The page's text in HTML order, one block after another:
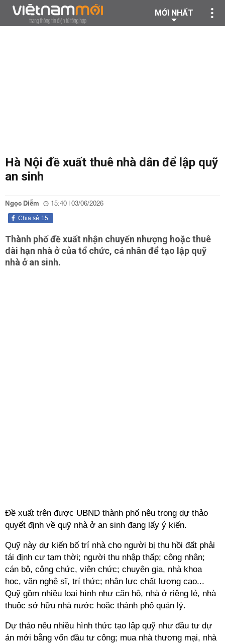
MỚI NHẤT
Hà Nội đề xuất thuê nhà dân để lập quỹ
an sinh
Ngọc Diễm 15:40 | 03/06/2026
15
Chia sẻ
Thành phố đề xuất nhận chuyển nhượng hoặc thuê
dài hạn nhà ở của tổ chức, cá nhân để tạo lập quỹ
nhà ở an sinh.
Đề xuất trên được UBND thành phố nêu trong dự thảo
quyết định về quỹ nhà ở an sinh đang lấy ý kiến.
Quỹ này dự kiến bố trí nhà cho người bị thu hồi đất phải
tái định cư tạm thời; người thu nhập thấp; công nhân;
cán bộ, công chức, viên chức; chuyên gia, nhà khoa
học, văn nghệ sĩ, trí thức; nhân lực chất lượng cao...
Quỹ gồm nhiều loại hình như căn hộ, nhà ở riêng lẻ, nhà
thuộc sở hữu nhà nước hoặc thành phố quản lý.
Dự thảo nêu nhiều hình thức tạo lập quỹ như đầu tư dự
án mới bằng vốn đầu tư công; mua nhà thương mại, nhà